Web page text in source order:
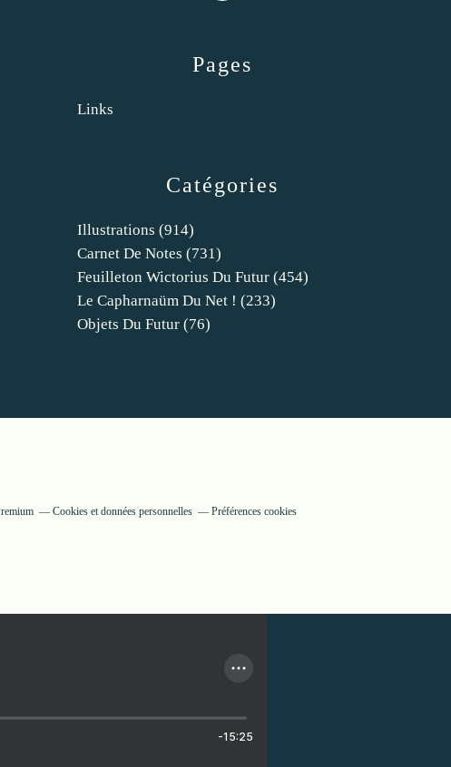
Catégories
Illustrations (914)
Carnet De Notes (731)
Feuilleton Wictorius Du Futur (454)
Le Capharnaüm Du Net ! (233)
Objets Du Futur (76)
Pages
Links
Cookies et données personnelles Préférences cookies
-15:25